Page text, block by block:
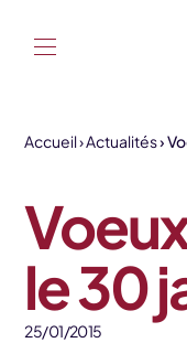
Accueil Actualités
le 30
25/01/2015